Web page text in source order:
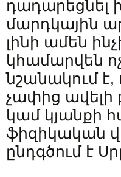
դադարեցնել
մարդկային
լինի ամեն
կհամարվեն
նշանակում է,
չափից ավելի
կամ կյանքի
ֆիզիկական
ընդգծում է